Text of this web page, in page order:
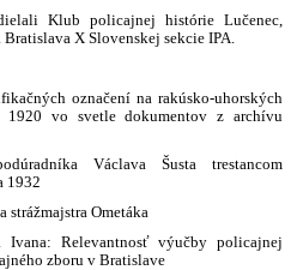
Klub policajnej histórie Lučenec,
X Slovenskej sekcie IPA.
označení na rakúsko-uhorských
vo svetle dokumentov z archívu
Václava Šusta trestancom
1932
strážmajstra Ometáka
Ivana: Relevantnosť výučby policajnej
zboru v Bratislave